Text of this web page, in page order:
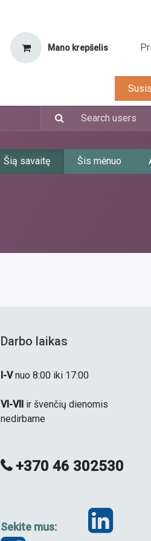
Mano krepšelis
Šią savaitę Šis mėnuo
Darbo laikas
I-Vnuo 8:00 iki 17:00
VI-VII
ir švenčių dienomis
nedirbame
+370 46 302530
Sekite mus: